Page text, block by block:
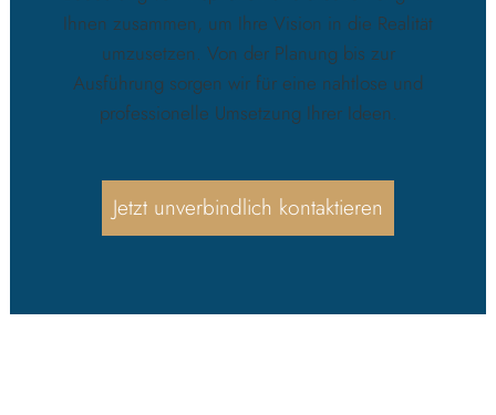
Ihnen zusammen, um Ihre Vision in die Realität
umzusetzen. Von der Planung bis zur
Ausführung sorgen wir für eine nahtlose und
professionelle Umsetzung Ihrer Ideen.
Jetzt unverbindlich kontaktieren